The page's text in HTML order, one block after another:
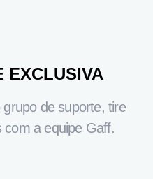
EXCLUSIVA
de suporte, tire
com a equipe Gaff.